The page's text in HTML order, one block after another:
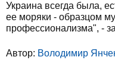
Украина всегда была,
ее моряки - образцом
профессионализма", -
Автор: Володимир